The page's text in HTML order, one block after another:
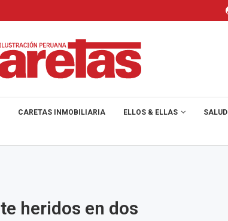
CARETAS INMOBILIARIA ELLOS & ELLAS SALUD
heridos en dos